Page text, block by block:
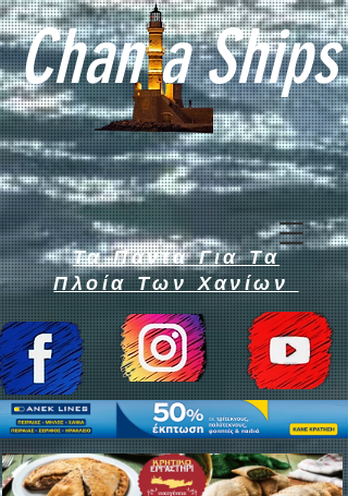
Chan a Ships
Τα Πάντα Για Τα
Πλοία Των Χανίων